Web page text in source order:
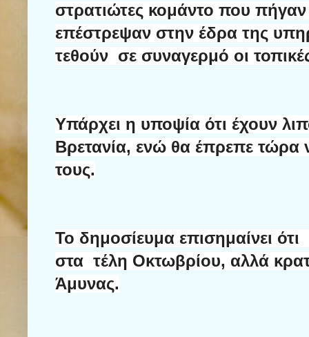
στρατιώτες κομάντο που
επέστρεψαν στην έδρα της
τεθούν σε συναγερμό οι
Υπάρχει η υποψία ότι έχουν
Βρετανία, ενώ θα έπρεπε τώρα
τους.
Το δημοσίευμα επισημαίνει ότι
στα τέλη Οκτωβρίου, αλλά
Άμυνας.